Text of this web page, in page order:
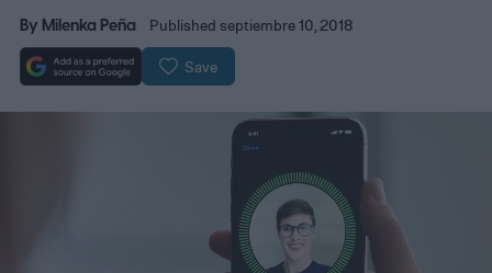
By Milenka Peña Published septiembre 10, 2018
Save